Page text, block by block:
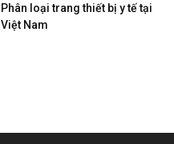
Phân loại trang thiết bị y tế tại
Việt Nam